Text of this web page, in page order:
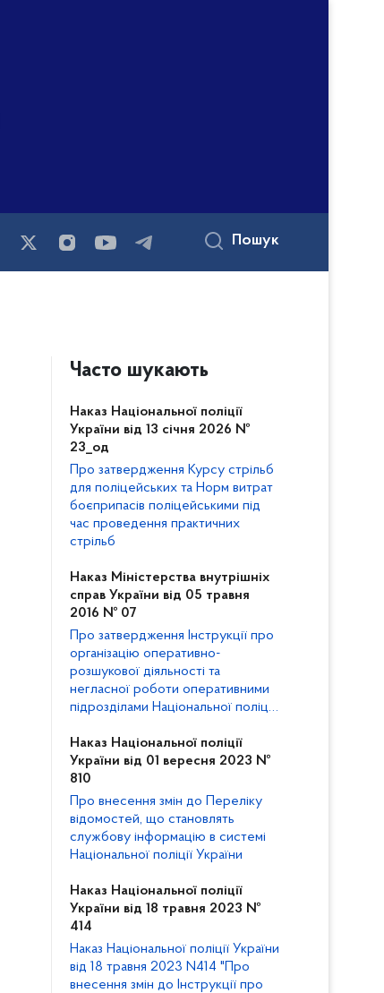
Пошук
Часто шукають
Наказ Національної поліції
України від 13 січня 2026 №
23_од
Про затвердження Курсу стрільб
для поліцейських та Норм витрат
боєприпасів поліцейськими під
час проведення практичних
стрільб
Наказ Міністерства внутрішніх
справ України від 05 травня
2016 № 07
Про затвердження Інструкції про
організацію оперативно-
розшукової діяльності та
негласної роботи оперативними
підрозділами Національної поліції
Наказ Національної поліції
України від 01 вересня 2023 №
810
Про внесення змін до Переліку
відомостей, що становлять
службову інформацію в системі
Національної поліції України
Наказ Національної поліції
України від 18 травня 2023 №
414
Наказ Національної поліції України
від 18 травня 2023 N414 "Про
внесення змін до Інструкції про